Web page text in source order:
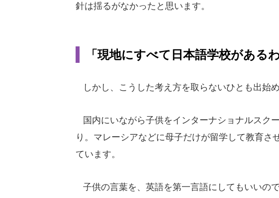
針は揺るがなかったと思います。
「現地にすべて日本語学校がある
しかし、こうした考え方を取らないひとも出始め
国内にいながら子供をインターナショナルスク
り。マレーシアなどに母子だけが留学して教育さ
ています。
子供の言葉を、英語を第一言語にしてもいいの